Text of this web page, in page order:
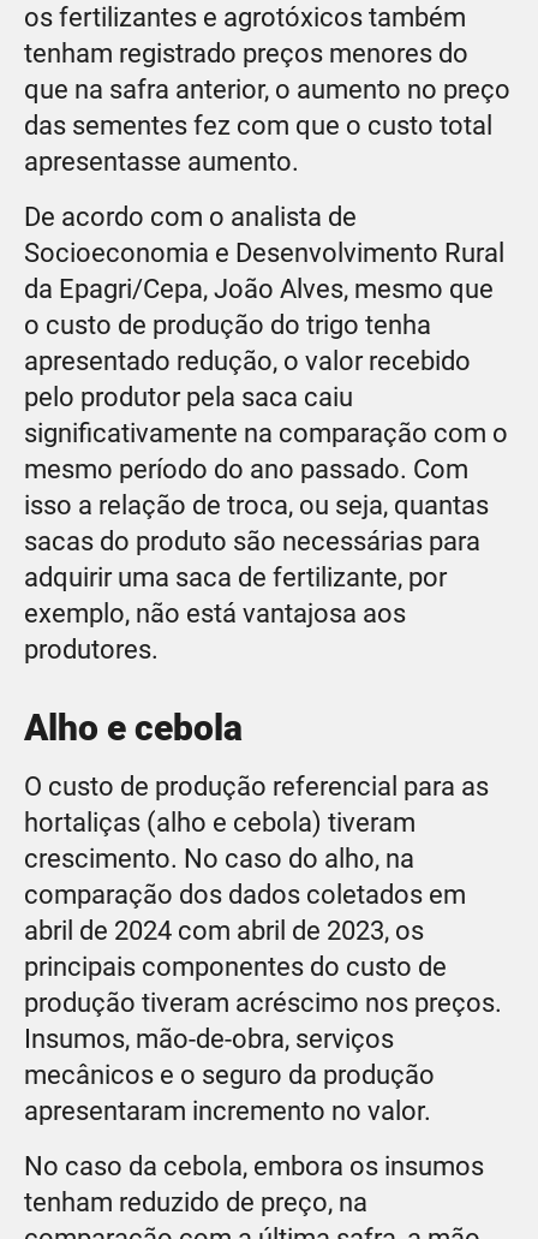
os fertilizantes e agrotóxicos também
tenham registrado preços menores do
que na safra anterior, o aumento no preço
das sementes fez com que o custo total
apresentasse aumento.
De acordo com o analista de
Socioeconomia e Desenvolvimento Rural
da Epagri/Cepa, João Alves, mesmo que
o custo de produção do trigo tenha
apresentado redução, o valor recebido
pelo produtor pela saca caiu
significativamente na comparação com o
mesmo período do ano passado. Com
isso a relação de troca, ou seja, quantas
sacas do produto são necessárias para
adquirir uma saca de fertilizante, por
exemplo, não está vantajosa aos
produtores.
Alho e cebola
O custo de produção referencial para as
hortaliças (alho e cebola) tiveram
crescimento. No caso do alho, na
comparação dos dados coletados em
abril de 2024 com abril de 2023, os
principais componentes do custo de
produção tiveram acréscimo nos preços.
Insumos, mão-de-obra, serviços
mecânicos e o seguro da produção
apresentaram incremento no valor.
No caso da cebola, embora os insumos
tenham reduzido de preço, na